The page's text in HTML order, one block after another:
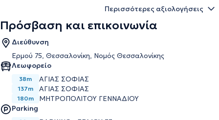
Περισσότερες αξιολογήσεις
Πρόσβαση και επικοινωνία
Διεύθυνση
Ερμού 75, Θεσσαλονίκη, Νομός Θεσσαλονίκης
Λεωφορείο
38m ΑΓΙΑΣ ΣΟΦΙΑΣ
137m ΑΓΙΑΣ ΣΟΦΙΑΣ
180m
ΜΗΤΡΟΠΟΛΙΤΟΥ ΓΕΝΝΑΔΙΟΥ
Parking